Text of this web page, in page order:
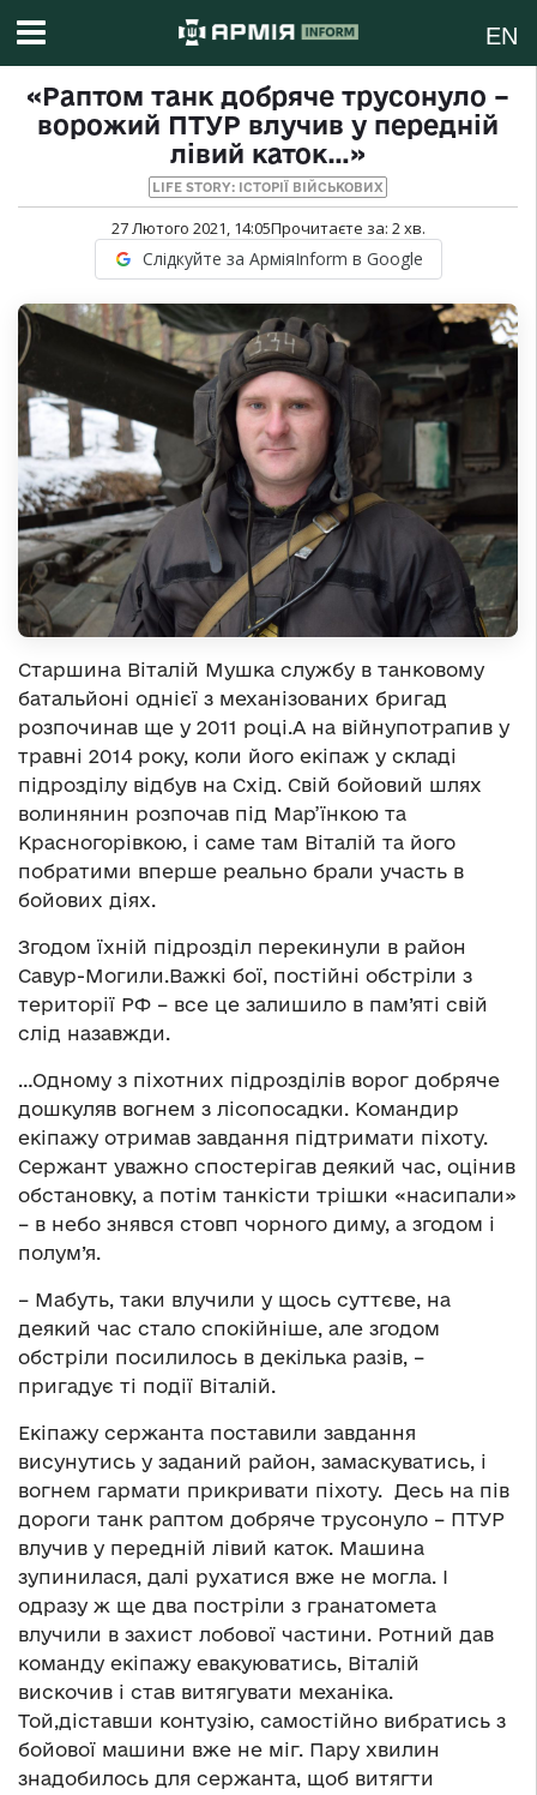
EN
«Раптом танк добряче трусонуло –
ворожий ПТУР влучив у передній
лівий каток…»
LIFE STORY: ІСТОРІЇ ВІЙСЬКОВИХ
27 Лютого 2021, 14:05Прочитаєте за: 2хв.
Слідкуйте за АрміяInform в Google
Старшина Віталій Мушка службу в танковому
батальйоні однієї з механізованих бригад
розпочинав ще у 2011 році.А на війнупотрапив у
травні 2014 року, коли його екіпаж у складі
підрозділу відбув на Схід. Свій бойовий шлях
волинянин розпочав під Мар’їнкою та
Красногорівкою, і саме там Віталій та його
побратими вперше реально брали участь в
бойових діях.
Згодом їхній підрозділ перекинули в район
Савур-Могили.Важкі бої, постійні обстріли з
території РФ – все це залишило в пам’яті свій
слід назавжди.
…Одному з піхотних підрозділів ворог добряче
дошкуляв вогнем з лісопосадки. Командир
екіпажу отримав завдання підтримати піхоту.
Сержант уважно спостерігав деякий час, оцінив
обстановку, а потім танкісти трішки «насипали»
– в небо знявся стовп чорного диму, а згодом і
полум’я.
– Мабуть, таки влучили у щось суттєве, на
деякий час стало спокійніше, але згодом
обстріли посилилось в декілька разів, –
пригадує ті події Віталій.
Екіпажу сержанта поставили завдання
висунутись у заданий район, замаскуватись, і
вогнем гармати прикривати піхоту. Десь на пів
дороги танк раптом добряче трусонуло – ПТУР
влучив у передній лівий каток. Машина
зупинилася, далі рухатися вже не могла. І
одразу ж ще два постріли з гранатомета
влучили в захист лобової частини. Ротний дав
команду екіпажу евакуюватись, Віталій
вискочив і став витягувати механіка.
Той,діставши контузію, самостійно вибратись з
бойової машини вже не міг. Пару хвилин
знадобилось для сержанта, щоб витягти